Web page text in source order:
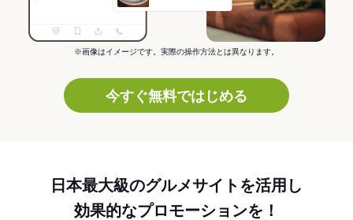
※画像はイメージです。実際の操作方法とは異なります。
今すぐ無料ではじめる
日本最大級のグルメサイトを活用し
効果的なプロモーションを！